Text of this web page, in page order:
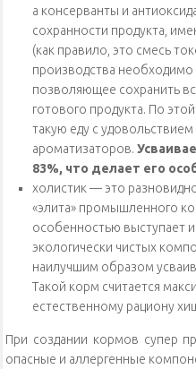
а консерванты и
сохранности продукта,
(как правило, это смесь
производства
позволяющее сохранить
готового продукта. По
такую еду с
ароматизаторов.
83%, что делает его
холистик — это
«элита» промышленного
особенностью выступает
экологически чистых
наилучшим образом
Такой корм считается
естественному рациону
При создании кормов супер
опасные и аллергенные